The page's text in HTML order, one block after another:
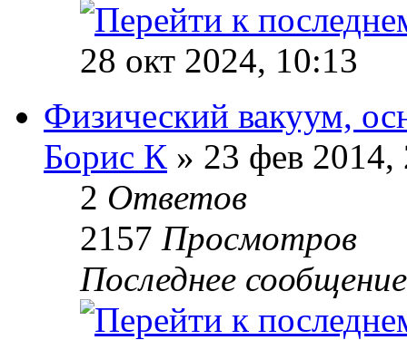
28 окт 2024, 10:13
Физический вакуум,
Борис К » 23 фев 2014,
2 Ответов
2157 Просмотров
Последнее